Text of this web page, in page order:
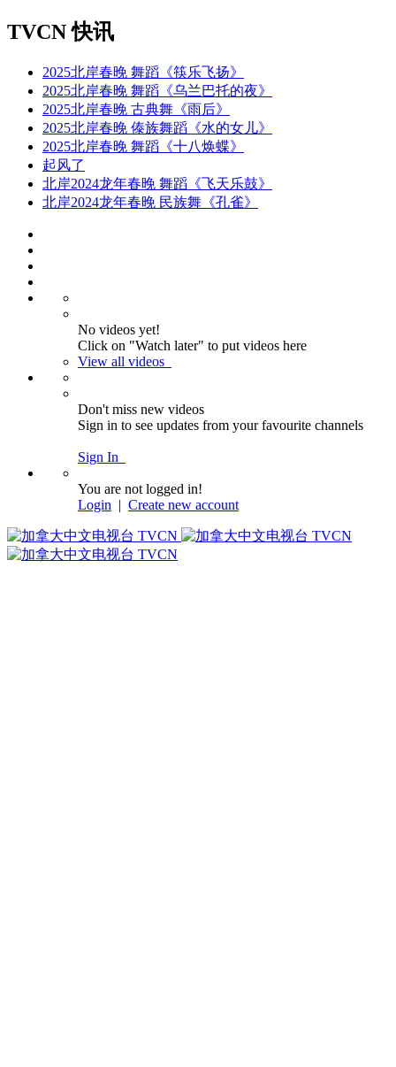
TVCN 快讯
2025北岸春晚 舞蹈《筷乐飞扬》
2025北岸春晚 舞蹈《乌兰巴托的夜》
2025北岸春晚 古典舞《雨后》
2025北岸春晚 傣族舞蹈《水的女儿》
2025北岸春晚 舞蹈《十八焕蝶》
起风了
北岸2024龙年春晚 舞蹈《飞天乐鼓》
北岸2024龙年春晚 民族舞《孔雀》
No videos yet!
Click on "Watch later" to put videos here
View all videos
Don't miss new videos
Sign in to see updates from your favourite channels
Sign In
You are not logged in!
Login | Create new account